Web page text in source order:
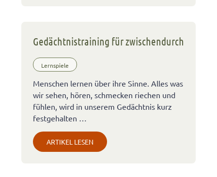
Gedächtnistraining für zwischendurch
Lernspiele
Menschen lernen über ihre Sinne. Alles was
wir sehen, hören, schmecken riechen und
fühlen, wird in unserem Gedächtnis kurz
festgehalten …
ARTIKEL LESEN